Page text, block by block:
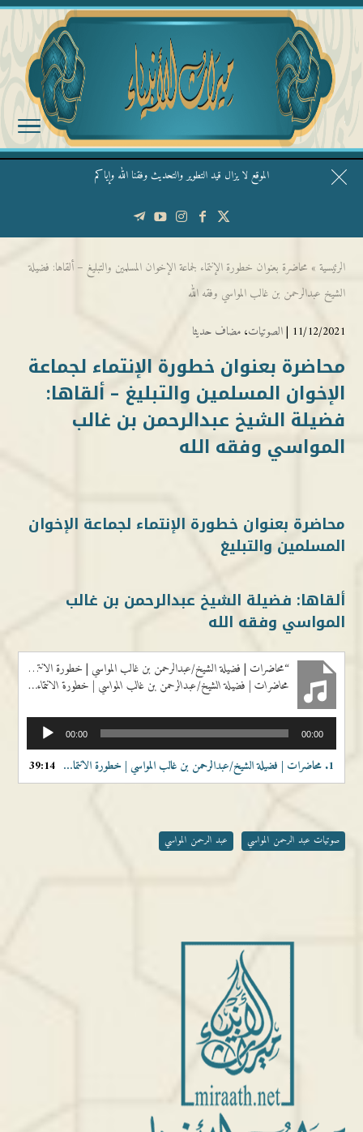
الموقع لا يزال قيد التطوير والتحديث وفقنا الله وإياكم
قال الشيخ ربيع وفقه الله: نحن ليس عندنا تقديس الأشخاص
الرئيسية » محاضرة بعنوان خطورة الإنتماء لجماعة الإخوان المسلمين والتبليغ – ألقاها: فضيلة
الشيخ عبدالرحمن بن غالب المواسي وفقه الله
11/12/2021 | الصوتيات، مضاف حديثا
محاضرة بعنوان خطورة الإنتماء لجماعة
الإخوان المسلمين والتبليغ – ألقاها:
فضيلة الشيخ عبدالرحمن بن غالب
المواسي وفقه الله
محاضرة بعنوان خطورة الإنتماء لجماعة الإخوان
المسلمين والتبليغ
ألقاها: فضيلة الشيخ عبدالرحمن بن غالب
المواسي وفقه الله
“محاضرات | فضيلة الشيخ/عبدالرحمن بن غالب المواسي | خطورة الانتماء إلى جماعة الإخوان المسلمين والتبليغ”
محاضرات | فضيلة الشيخ/عبدالرحمن بن غالب المواسي | خطورة الانتماء إلى جماعة الإخوان المسلمين والتبليغ
الصوت
00:00 00:00
1. محاضرات | فضيلة الشيخ/عبدالرحمن بن غالب المواسي | خطورة الانتماء إلى جماعة الإخوان المسلمين والتبليغ 39:14
صوتيات عبد الرحمن المواسي عبد الرحمن المواسي